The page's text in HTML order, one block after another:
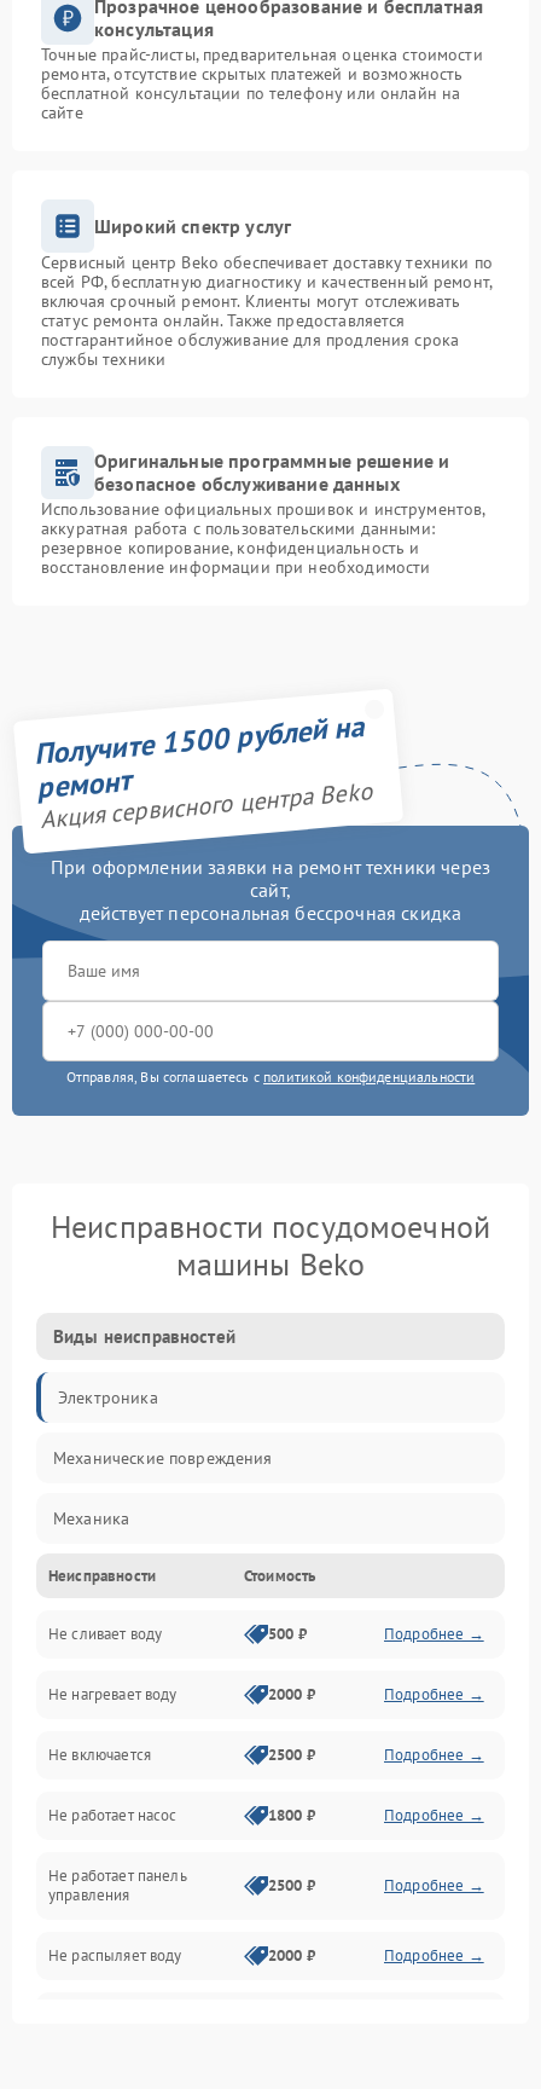
Прозрачное ценообразование и бесплатная
консультация
Точные прайс-листы, предварительная оценка стоимости
ремонта, отсутствие скрытых платежей и возможность
бесплатной консультации по телефону или онлайн на
сайте
Широкий спектр услуг
Сервисный центр Beko обеспечивает доставку техники по
всей РФ, бесплатную диагностику и качественный ремонт,
включая срочный ремонт. Клиенты могут отслеживать
статус ремонта онлайн. Также предоставляется
постгарантийное обслуживание для продления срока
службы техники
Оригинальные программные решение и
безопасное обслуживание данных
Использование официальных прошивок и инструментов,
аккуратная работа с пользовательскими данными:
резервное копирование, конфиденциальность и
восстановление информации при необходимости
Получите 1500 рублей на
ремонт
Акция сервисного центра Beko
При оформлении заявки на ремонт техники через
сайт,
действует персональная бессрочная скидка
Отправляя, Вы соглашаетесь с политикой конфиденциальности
Неисправности посудомоечной
машины Beko
Виды неисправностей
Электроника
Механические повреждения
Механика
Управление
Электропитание
Датчики
Нагрев
Вода
Гигиена
Программное обеспечение
Неисправности Стоимость
Не сливает воду 500 ₽ Подробнее →
Не нагревает воду 2000 ₽ Подробнее →
Не включается 2500 ₽ Подробнее →
Не работает насос 1800 ₽ Подробнее →
Не работает панель
управления
2500 ₽ Подробнее →
Не распыляет воду 2000 ₽ Подробнее →